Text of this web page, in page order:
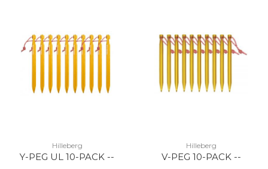
Hilleberg
Y-PEG UL 10-PACK --
Hilleberg
V-PEG 10-PACK --